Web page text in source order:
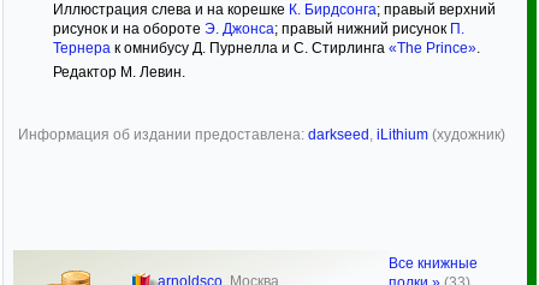
Иллюстрация слева и на корешке К. Бирдсонга; правый верхний
рисунок и на обороте Э. Джонса; правый нижний рисунок П.
Тернерак омнибусу Д. Пурнелла и С. Стирлинга «The Prince».
Редактор М. Левин.
Информация об издании предоставлена: darkseed , iLithium (художник)
arnoldsco, Москва
Все книжные